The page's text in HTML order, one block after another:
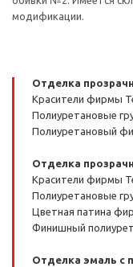
модификации.
Отделка
Красители фирмы
Полиуретановые
Полиуретановый
Отделка
Красители фирмы
Полиуретановые
Цветная патина
Финишный
Отделка эмаль с